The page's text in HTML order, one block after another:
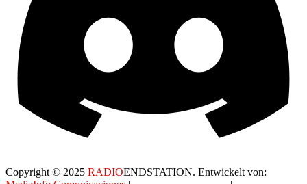
Copyright © 2025 RADIOENDSTATION. Entwickelt von: